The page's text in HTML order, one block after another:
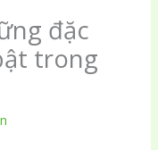
đặc
trong